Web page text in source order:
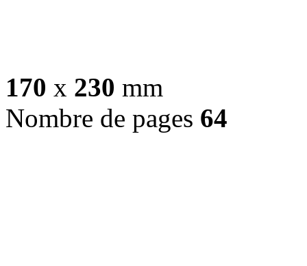
170 x 230 mm
Nombre de pages 64